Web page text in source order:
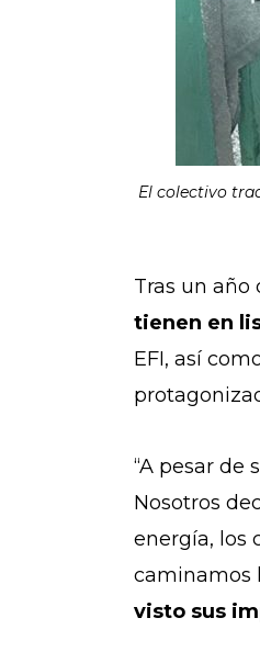
El colectivo
Tras un año
tienen en
EFI, así
“A pesar de
Nosotros
energía, los
caminamos
visto sus